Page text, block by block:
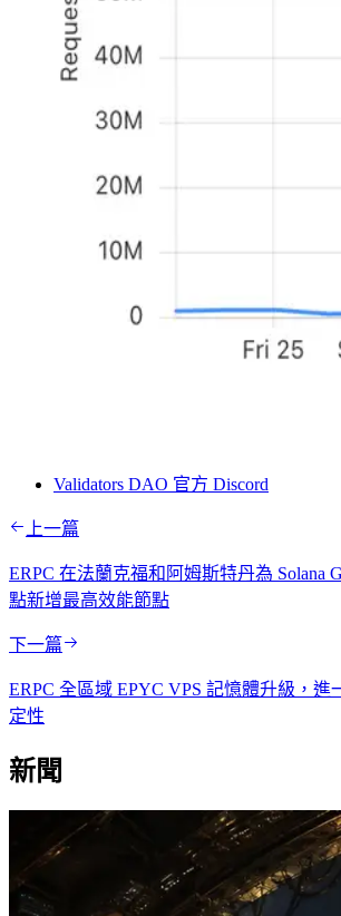
Validators DAO 官方 Discord
上一篇
ERPC 在法蘭克福和阿姆斯特丹為 Solana
點新增最高效能節點
下一篇
ERPC 全區域 EPYC VPS 記憶體升級，進
定性
新聞